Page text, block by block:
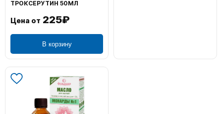
ТРОКСЕРУТИН 50МЛ
Цена от 225₽
В корзину